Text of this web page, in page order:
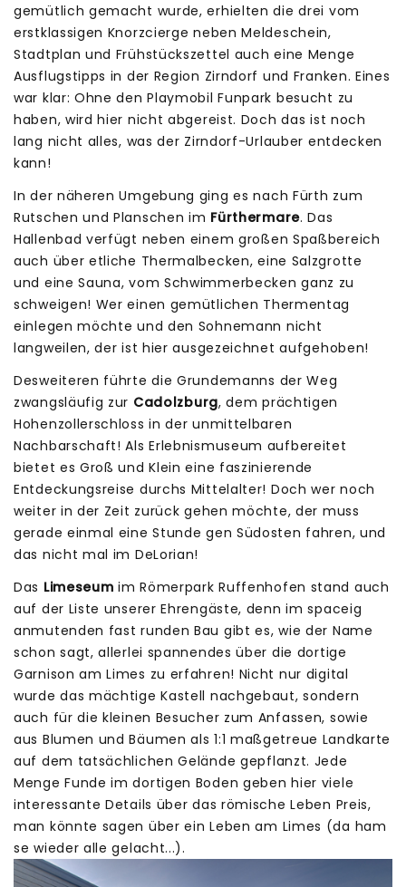
gemütlich gemacht wurde, erhielten die drei vom
erstklassigen Knorzcierge neben Meldeschein,
Stadtplan und Frühstückszettel auch eine Menge
Ausflugstipps in der Region Zirndorf und Franken. Eines
war klar: Ohne den Playmobil Funpark besucht zu
haben, wird hier nicht abgereist. Doch das ist noch
lang nicht alles, was der Zirndorf-Urlauber entdecken
kann!
In der näheren Umgebung ging es nach Fürth zum
Rutschen und Planschen im Fürthermare. Das
Hallenbad verfügt neben einem großen Spaßbereich
auch über etliche Thermalbecken, eine Salzgrotte
und eine Sauna, vom Schwimmerbecken ganz zu
schweigen! Wer einen gemütlichen Thermentag
einlegen möchte und den Sohnemann nicht
langweilen, der ist hier ausgezeichnet aufgehoben!
Desweiteren führte die Grundemanns der Weg
zwangsläufig zur Cadolzburg, dem prächtigen
Hohenzollerschloss in der unmittelbaren
Nachbarschaft! Als Erlebnismuseum aufbereitet
bietet es Groß und Klein eine faszinierende
Entdeckungsreise durchs Mittelalter! Doch wer noch
weiter in der Zeit zurück gehen möchte, der muss
gerade einmal eine Stunde gen Südosten fahren, und
das nicht mal im DeLorian!
Das Limeseumim Römerpark Ruffenhofen stand auch
auf der Liste unserer Ehrengäste, denn im spaceig
anmutenden fast runden Bau gibt es, wie der Name
schon sagt, allerlei spannendes über die dortige
Garnison am Limes zu erfahren! Nicht nur digital
wurde das mächtige Kastell nachgebaut, sondern
auch für die kleinen Besucher zum Anfassen, sowie
aus Blumen und Bäumen als 1:1 maßgetreue Landkarte
auf dem tatsächlichen Gelände gepflanzt. Jede
Menge Funde im dortigen Boden geben hier viele
interessante Details über das römische Leben Preis,
man könnte sagen über ein Leben am Limes (da ham
se wieder alle gelacht...).